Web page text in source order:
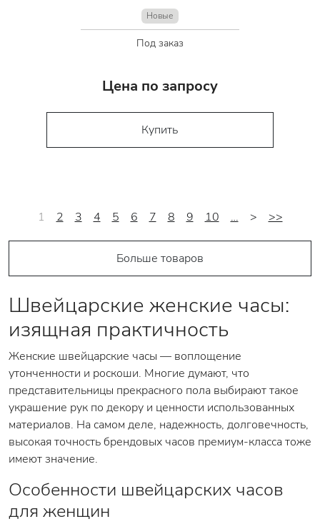
Новые
Под заказ
Цена по запросу
Купить
1 2 3 4 5 6 7 8 9 10 … > >>
Больше товаров
Швейцарские женские часы:
изящная практичность
Женские швейцарские часы — воплощение
утонченности и роскоши. Многие думают, что
представительницы прекрасного пола выбирают такое
украшение рук по декору и ценности использованных
материалов. На самом деле, надежность, долговечность,
высокая точность брендовых часов премиум-класса тоже
имеют значение.
Особенности швейцарских часов
для женщин